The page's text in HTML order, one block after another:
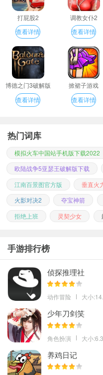
打屁股2
查看详情
调教女仆2
查看详情
博德之门3破解版
查看详情
掀裙子游戏
查看详情
热门词库
模拟火车中国站手机版下载2022
欧陆战争5亚瑟王破解版下载
江南百景图官方版
垂直火
火影对决2
夺宝神箭
拒绝上班
灵契少女
手游排行榜
侦探推理社
动作冒险 大小
少年刀剑笑
角色扮演 大小
养鸡日记